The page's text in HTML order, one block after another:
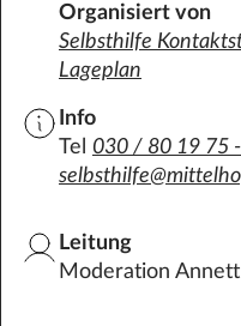
Organisiert von
Selbsthilfe
Lageplan
Info
Tel 030 / 80 19 75
Leitung
Moderation